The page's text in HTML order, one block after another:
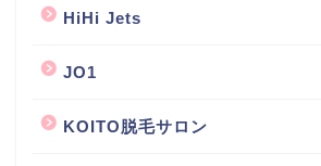
HiHi Jets
JO1
KOITO脱毛サロン